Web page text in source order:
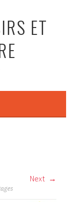
ET
Next